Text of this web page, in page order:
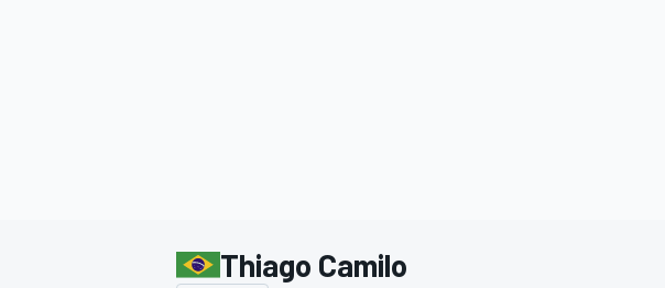
Thiago Camilo